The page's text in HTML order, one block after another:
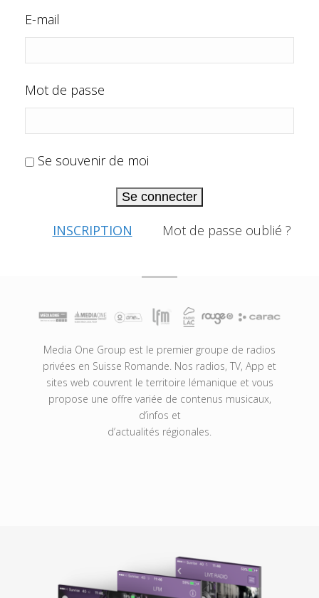
E-mail
Mot de passe
Se souvenir de moi
Se connecter
INSCRIPTION Mot de passe oublié ?
Media One Group est le premier groupe de radios
privées en Suisse Romande. Nos radios, TV, App et
sites web couvrent le territoire lémanique et vous
propose une offre variée de contenus musicaux,
d’infos et
d’actualités régionales.